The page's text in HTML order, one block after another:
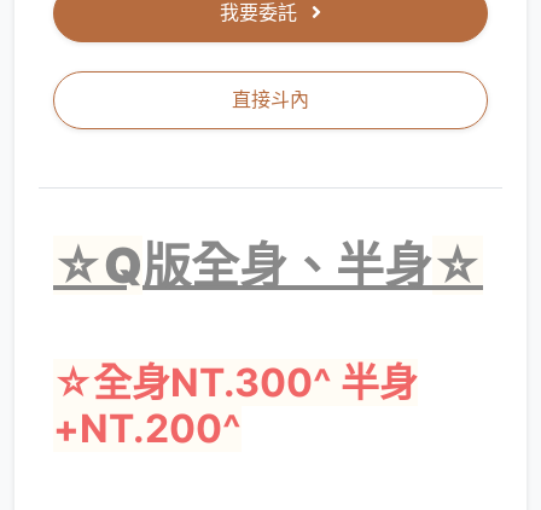
我要委託
直接斗內
☆Q版全身、半身☆
☆全身NT.300^ 半身
+NT.200^